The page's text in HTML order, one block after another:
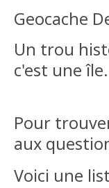
Geocache
Un trou
c'est une île.
Pour
aux
Voici une